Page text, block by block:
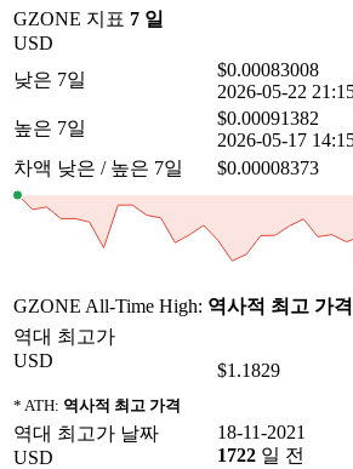
GZONE 지표 7 일
USD
낮은 7일
$0.00083008
2026-05-22
높은 7일
$0.00091382
2026-05-17
차액 낮은 / 높은 7일
$0.00008373
GZONE All-Time High: 역사적 최고 가격
역대 최고가
USD
* ATH: 역사적 최고 가격
$1.1829
역대 최고가 날짜
USD
18-11-2021
1722 일 전